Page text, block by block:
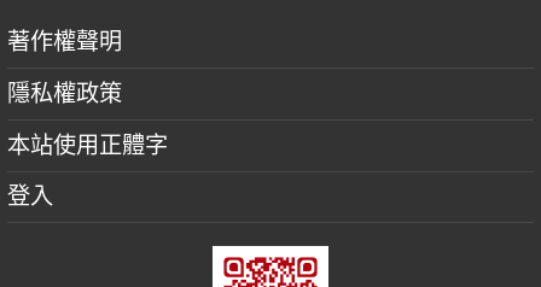
著作權聲明
隱私權政策
本站使用正體字
登入